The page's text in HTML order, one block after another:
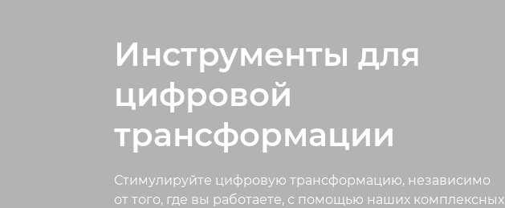
Инструменты для
цифровой
трансформации
Стимулируйте цифровую трансформацию, независимо
от того, где вы работаете, с помощью наших комплексных